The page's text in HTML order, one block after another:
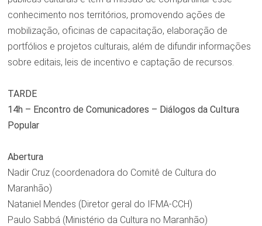
conhecimento nos territórios, promovendo ações de
mobilização, oficinas de capacitação, elaboração de
portfólios e projetos culturais, além de difundir informações
sobre editais, leis de incentivo e captação de recursos.
TARDE
14h – Encontro de Comunicadores – Diálogos da Cultura
Popular
Abertura
Nadir Cruz (coordenadora do Comitê de Cultura do
Maranhão)
Nataniel Mendes (Diretor geral do IFMA-CCH)
Paulo Sabbá (Ministério da Cultura no Maranhão)